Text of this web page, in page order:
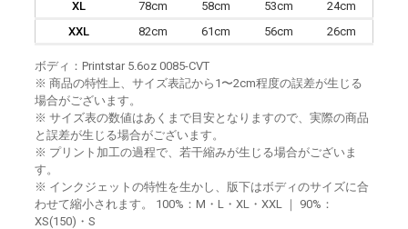
XL 78cm 58cm 53cm
24cm
XXL
82cm 61cm 56cm 26cm
ボディ：Printstar 5.6oz 0085-CVT
※ 商品の特性上、サイズ表記から1〜2cm程度の誤差が生じる
場合がございます。
※ サイズ表の数値はあくまで目安となりますので、実際の商品
と誤差が生じる場合がございます。
※ プリント加工の過程で、若干縮みが生じる場合がございま
す。
※ インクジェットの特性を生かし、版下はボディのサイズに合
わせて縮小されます。 100%：M・L・XL・XXL ｜ 90%：
XS(150)・S